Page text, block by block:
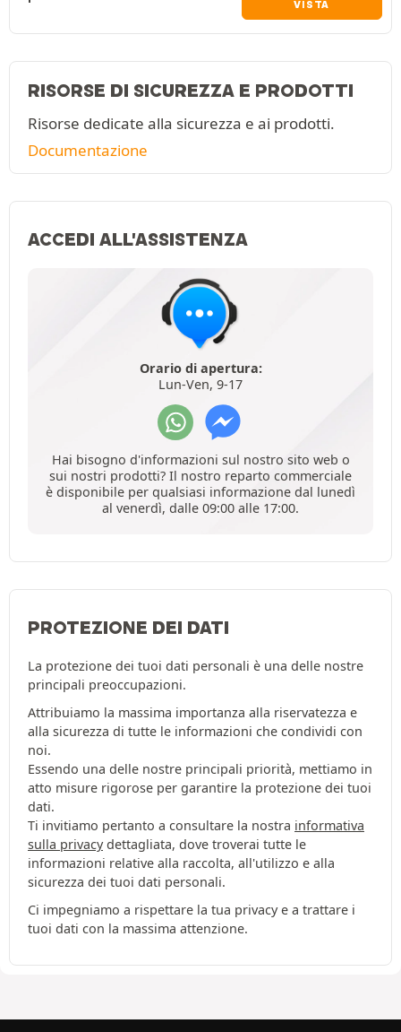
VISTA
RISORSE DI SICUREZZA E PRODOTTI
Risorse dedicate alla sicurezza e ai prodotti.
Documentazione
ACCEDI ALL'ASSISTENZA
Orario di apertura:
Lun-Ven, 9-17
Hai bisogno d'informazioni sul nostro sito web o
sui nostri prodotti? Il nostro reparto commerciale
è disponibile per qualsiasi informazione dal lunedì
al venerdì, dalle 09:00 alle 17:00.
PROTEZIONE DEI DATI
La protezione dei tuoi dati personali è una delle nostre
principali preoccupazioni.
Attribuiamo la massima importanza alla riservatezza e
alla sicurezza di tutte le informazioni che condividi con
noi.
Essendo una delle nostre principali priorità, mettiamo in
atto misure rigorose per garantire la protezione dei tuoi
dati.
Ti invitiamo pertanto a consultare la nostra informativa
sulla privacydettagliata, dove troverai tutte le
informazioni relative alla raccolta, all'utilizzo e alla
sicurezza dei tuoi dati personali.
Ci impegniamo a rispettare la tua privacy e a trattare i
tuoi dati con la massima attenzione.